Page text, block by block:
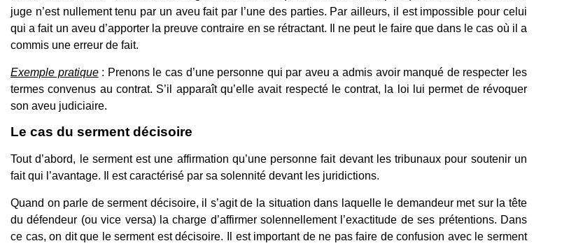
juge n’est nullement tenu par un aveu fait par l’une des parties. Par ailleurs, il est impossible pour celui
qui a fait un aveu d’apporter la preuve contraire en se rétractant. Il ne peut le faire que dans le cas où il a
commis une erreur de fait.
Exemple pratique: Prenons le cas d’une personne qui par aveu a admis avoir manqué de respecter les
termes convenus au contrat. S’il apparaît qu’elle avait respecté le contrat, la loi lui permet de révoquer
son aveu judiciaire.
Le cas du serment décisoire
Tout d’abord, le serment est une affirmation qu’une personne fait devant les tribunaux pour soutenir un
fait qui l’avantage. Il est caractérisé par sa solennité devant les juridictions.
Quand on parle de serment décisoire, il s’agit de la situation dans laquelle le demandeur met sur la tête
du défendeur (ou vice versa) la charge d’affirmer solennellement l’exactitude de ses prétentions. Dans
ce cas, on dit que le serment est décisoire. Il est important de ne pas faire de confusion avec le serment